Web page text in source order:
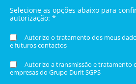
Selecione as opções abaixo para
autorização: *
Autorizo o tratamento dos meus
e futuros contactos
Autorizo a transmissão e tratamento
empresas do Grupo Durit SGPS